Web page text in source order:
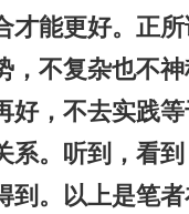
才能更好。正
，不复杂也不
好，不去实践
系。听到，看
到。以上是笔